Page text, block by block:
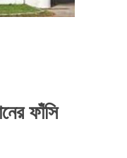
ফাঁসি